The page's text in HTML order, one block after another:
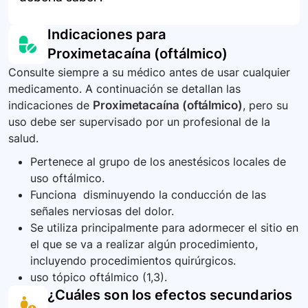
extremadamente bajo. En caso de sospecha de
instrucciones antes de la aplicación del
medicamento. Haga preguntas si tiene
preocupaciones y siga atentamente las
instrucciones del médico antes, durante y
después de la administración del medicamento.
Indicaciones para
Proximetacaína (oftálmico)
Consulte siempre a su médico antes de usar cualquier
medicamento. A continuación se detallan las
indicaciones de Proximetacaína (oftálmico), pero su
uso debe ser supervisado por un profesional de la
salud.
Pertenece al grupo de los anestésicos locales de
uso oftálmico.
Funciona disminuyendo la conducción de las
señales nerviosas del dolor.
Se utiliza principalmente para adormecer el sitio en
el que se va a realizar algún procedimiento,
incluyendo procedimientos quirúrgicos.
uso tópico oftálmico (1,3).
¿Cuáles son los efectos secundarios